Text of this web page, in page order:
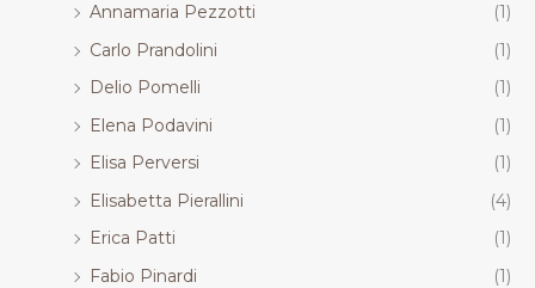
Annamaria Pezzotti
(1)
Carlo Prandolini
(1)
Delio Pomelli
(1)
Elena Podavini
(1)
Elisa Perversi
(1)
Elisabetta Pierallini
(4)
Erica Patti
(1)
Fabio Pinardi
(1)